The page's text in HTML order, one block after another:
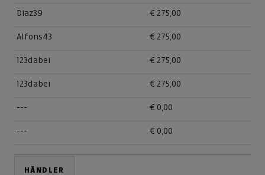
Diaz39 € 275,00
Alfons43 € 275,00
123dabei € 275,00
123dabei € 275,00
--- € 0,00
--- € 0,00
HÄNDLER